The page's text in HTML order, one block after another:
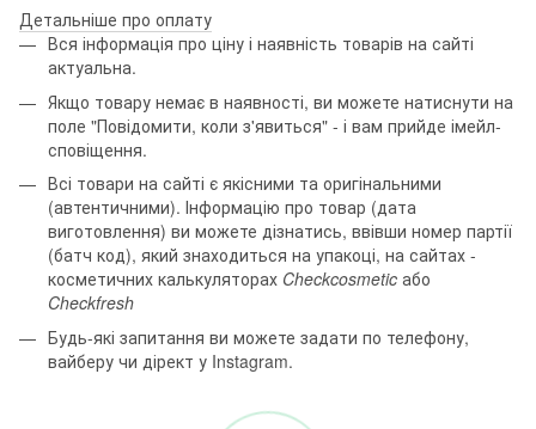
Детальніше про оплату
Вся інформація про ціну і наявність товарів на сайті
актуальна.
Якщо товару немає в наявності, ви можете натиснути на
поле "Повідомити, коли з'явиться" - і вам прийде імейл-
сповіщення.
Всі товари на сайті є якісними та оригінальними
(автентичними). Інформацію про товар (дата
виготовлення) ви можете дізнатись, ввівши номер партії
(батч код), який знаходиться на упакоці, на сайтах -
косметичних калькуляторах Checkcosmetic або
Checkfresh
Будь-які запитання ви можете задати по телефону,
вайберу чи дірект у Instagram.